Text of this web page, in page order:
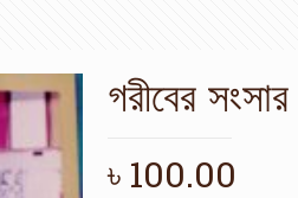
গরীবের সংসার
৳ 100.00